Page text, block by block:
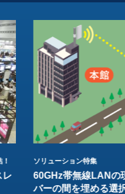
レ
ソリューション特集
60GHz帯無線LAN
バーの間を埋める選